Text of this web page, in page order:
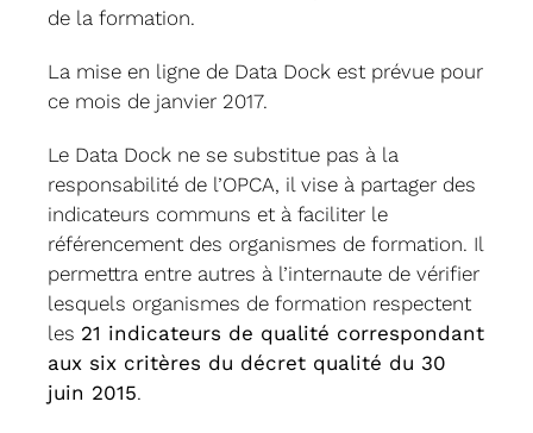
de la formation.
La mise en ligne de Data Dock est prévue pour
ce mois de janvier 2017.
Le Data Dock ne se substitue pas à la
responsabilité de l’OPCA, il vise à partager des
indicateurs communs et à faciliter le
référencement des organismes de formation. Il
permettra entre autres à l’internaute de vérifier
lesquels organismes de formation respectent
les 21 indicateurs de qualité correspondant
aux six critères du décret qualité du 30
juin 2015.